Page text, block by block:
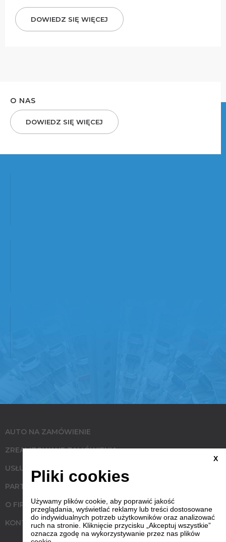
DOWIEDZ SIĘ WIĘCEJ
O NAS
DOWIEDZ SIĘ WIĘCEJ
AUTO NA ZAMÓWIENIE
ZREALIZOWANE ZAMÓWIENIA
USŁUGI
PARTNERZY
O FIRMIE
KONTAKT
X
Pliki cookies
Używamy plików cookie, aby poprawić jakość
przeglądania, wyświetlać reklamy lub treści dostosowane
do indywidualnych potrzeb użytkowników oraz analizować
ruch na stronie. Kliknięcie przycisku „Akceptuj wszystkie”
oznacza zgodę na wykorzystywanie przez nas plików